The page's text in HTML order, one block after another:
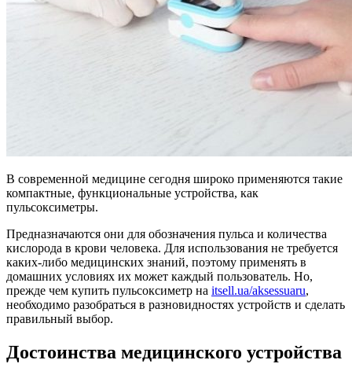
В современной медицине сегодня широко применяются такие
компактные, функциональные устройства, как
пульсоксиметры.
Предназначаются они для обозначения пульса и количества
кислорода в крови человека. Для использования не требуется
каких-либо медицинских знаний, поэтому применять в
домашних условиях их может каждый пользователь. Но,
прежде чем купить пульсоксиметр на itsell.ua/aksessuaru,
необходимо разобраться в разновидностях устройств и сделать
правильный выбор.
Достоинства медицинского устройства